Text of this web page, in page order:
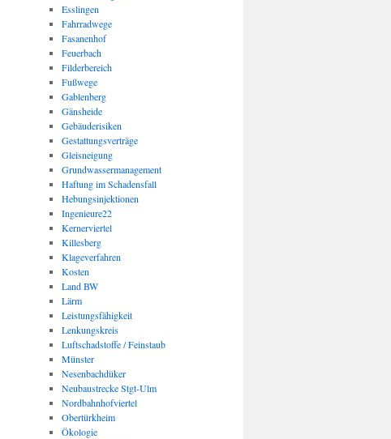
Esslingen
Fahrradwege
Fasanenhof
Feuerbach
Filderbereich
Fußwege
Gablenberg
Gänsheide
Gebäuderisiken
Gestattungsverträge
Gleisneigung
Grundwassermanagement
Haftung im Schadensfall
Hebungsinjektionen
Ingenieure22
Kernerviertel
Killesberg
Klageverfahren
Kosten
Land BW
Lärm
Leistungsfähigkeit
Lenkungskreis
Luftschadstoffe / Feinstaub
Münster
Nesenbachdüker
Neubaustrecke Stgt-Ulm
Nordbahnhofviertel
Obertürkheim
Ökologie